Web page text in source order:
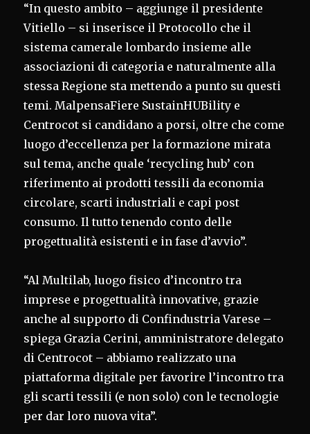
“In questo ambito – aggiunge il presidente
Vitiello – si inserisce il Protocollo che il
sistema camerale lombardo insieme alle
associazioni di categoria e naturalmente alla
stessa Regione sta mettendo a punto su questi
temi. MalpensaFiere SustainHUBility e
Centrocot si candidano a porsi, oltre che come
luogo d’eccellenza per la formazione mirata
sul tema, anche quale ‘recycling hub’ con
riferimento ai prodotti tessili da economia
circolare, scarti industriali e capi post
consumo. Il tutto tenendo conto delle
progettualità esistenti e in fase d’avvio”.
“Al Multilab, luogo fisico d’incontro tra
imprese e progettualità innovative, grazie
anche al supporto di Confindustria Varese –
spiega Grazia Cerini, amministratore delegato
di Centrocot – abbiamo realizzato una
piattaforma digitale per favorire l’incontro tra
gli scarti tessili (e non solo) con le tecnologie
per dar loro nuova vita”.